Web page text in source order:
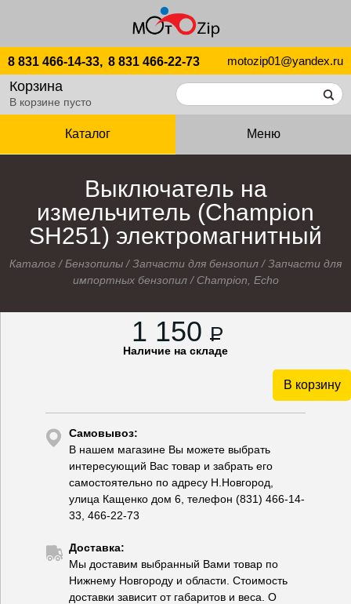
8 831 466-14-33, 8 831 466-22-73 motozip01@yandex.ru
Корзина
В корзине пусто
Каталог Меню
Выключатель на
измельчитель (Champion
SH251) электромагнитный
Каталог /Бензопилы /Запчасти для бензопил /Запчасти для
импортных бензопил/ Champion, Echo
1 150 P
Наличие на складе
В корзину
Самовывоз:
В нашем магазине Вы можете выбрать
интересующий Вас товар и забрать его
самостоятельно по адресу Н.Новгород,
улица Кащенко дом 6, телефон (831) 466-14-
33, 466-22-73
Доставка:
Мы доставим выбранный Вами товар по
Нижнему Новгороду и области. Стоимость
доставки зависит от габаритов и веса. О